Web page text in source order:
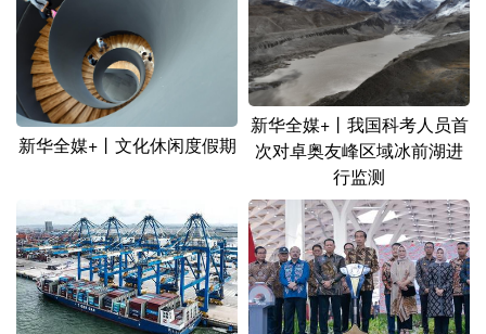
多语种频道
English Français عربى
Русский язык 日本語 한국어
Deutsch Português
新华全媒+丨文化休闲度假期
新华全媒+丨我国科考人员首
次对卓奥友峰区域冰前湖进
行监测